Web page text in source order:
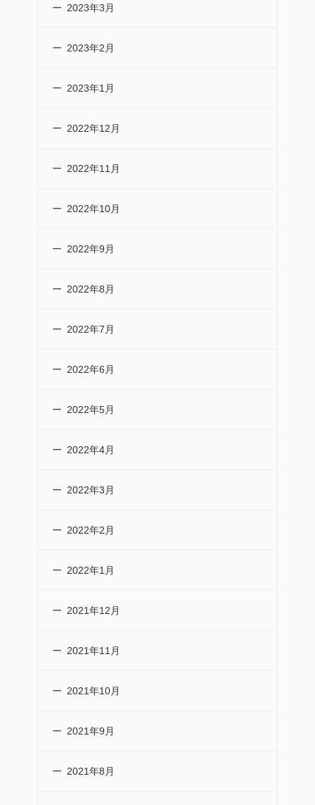
2023年3月
2023年2月
2023年1月
2022年12月
2022年11月
2022年10月
2022年9月
2022年8月
2022年7月
2022年6月
2022年5月
2022年4月
2022年3月
2022年2月
2022年1月
2021年12月
2021年11月
2021年10月
2021年9月
2021年8月